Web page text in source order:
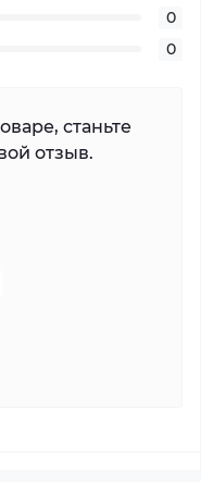
0
0
станьте
отзыв.